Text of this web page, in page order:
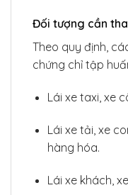
Đối tượng cần
Theo quy định,
chứng chỉ tập
Lái xe taxi, xe
Lái xe tải, xe
hàng hóa.
Lái xe khách,